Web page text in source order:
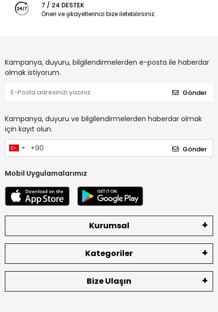
7 / 24 DESTEK
Öneri ve şikayetlerinizi bize iletebilirsiniz.
Kampanya, duyuru, bilgilendirmelerden e-posta ile haberdar
olmak istiyorum.
Gönder
Kampanya, duyuru ve bilgilendirmelerden haberdar olmak
için kayıt olun.
Gönder
Mobil Uygulamalarımız
Kurumsal
Kategoriler
Bize Ulaşın